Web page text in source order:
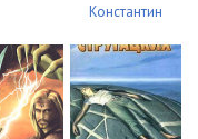
08:42
06:39
10:26
Константин